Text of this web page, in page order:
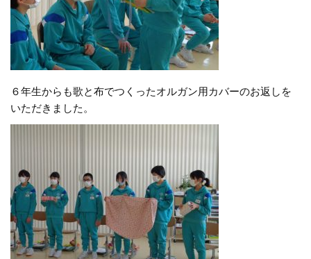
６年生からも歌と布でつくったオルガン用カバーのお返しを
いただきました。